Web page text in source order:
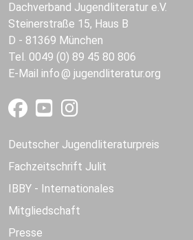
Dachverband Jugendliteratur e.V.
Steinerstraße 15, Haus B
D - 81369 München
Tel. 0049 (0) 89 45 80 806
E-Mail info jugendliteratur.org
Deutscher Jugendliteraturpreis
Fachzeitschrift Julit
IBBY - Internationales
Mitgliedschaft
Presse